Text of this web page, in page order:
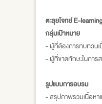
ตะลุยโจทย์ E-
กลุ่มเป้าหมาย
- ผู้ที่ต้องการทบทวนเ
- ผู้ที่ขาดทักษะในการ
รูปแบบการอบรม
- สรุปภาพรวมเนื้อหา